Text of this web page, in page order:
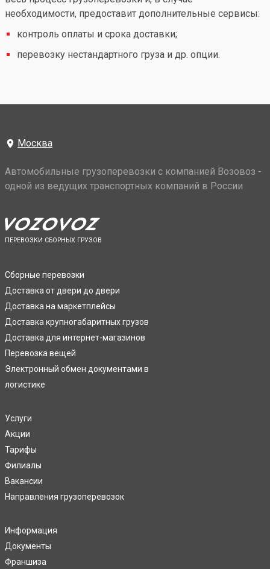
необходимости, предоставит дополнительные сервисы:
контроль оплаты и срока доставки;
перевозку нестандартного груза и др. опции.
Москва
Автомобильные грузоперевозки с компанией Возовоз -
одной из ведущих транспортных компаний в России
ПЕРЕВОЗКИ СБОРНЫХ ГРУЗОВ
Сборные перевозки
Доставка от двери до двери
Доставка на маркетплейсы
Доставка крупногабаритных грузов
Доставка для интернет-магазинов
Перевозка вещей
Электронный обмен документами в
логистике
Услуги
Акции
Тарифы
Филиалы
Вакансии
Направления грузоперевозок
Информация
Документы
Франшиза